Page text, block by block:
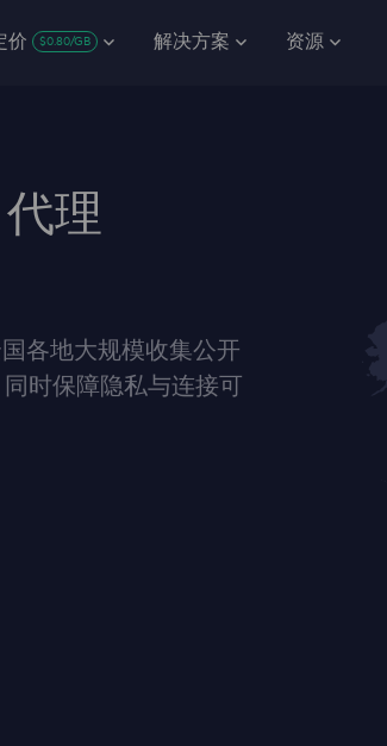
价 $0.80/GB 解决方案 资源
理
各地大规模收集公开
时保障隐私与连接可